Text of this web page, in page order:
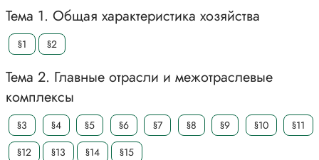
Тема 1. Общая характеристика хозяйства
§1 §2
Тема 2. Главные отрасли и межотраслевые
комплексы
§3 §4 §5 §6 §7 §8 §9 §10
§11
§12
§13 §14 §15